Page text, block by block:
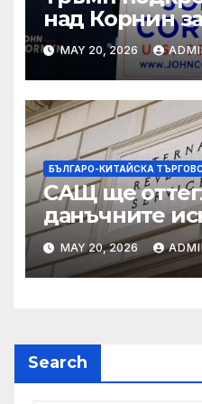
над Корнин
Тексас в
подкрепа
MAY 20, 2026
БЪЛГАРО-КИТАЙСКА
САЩ ще
данъчните
Тръмп
сделката за
IRS
MAY 20, 2026
Search